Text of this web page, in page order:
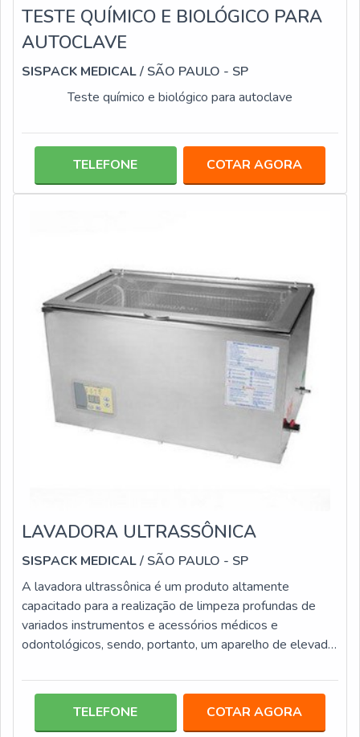
TESTE QUÍMICO E BIOLÓGICO PARA
AUTOCLAVE
SISPACK MEDICAL/ SÃO PAULO - SP
Teste químico e biológico para autoclave
TELEFONE COTAR AGORA
LAVADORA ULTRASSÔNICA
SISPACK MEDICAL/ SÃO PAULO - SP
A lavadora ultrassônica é um produto altamente
capacitado para a realização de limpeza profundas de
variados instrumentos e acessórios médicos e
odontológicos, sendo, portanto, um aparelho de elevada
odontológicos. Por realizarem a higienização de
ultrassônicas são reconhecidas pela alta qualidade de
TELEFONE COTAR AGORA